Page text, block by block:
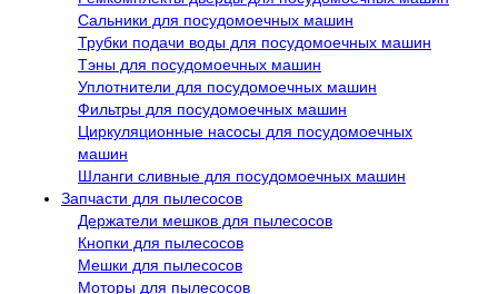
Сальники для посудомоечных машин
Трубки подачи воды для посудомоечных машин
Тэны для посудомоечных машин
Уплотнители для посудомоечных машин
Фильтры для посудомоечных машин
Циркуляционные насосы для посудомоечных
машин
Шланги сливные для посудомоечных машин
Запчасти для пылесосов
Держатели мешков для пылесосов
Кнопки для пылесосов
Мешки для пылесосов
Моторы для пылесосов